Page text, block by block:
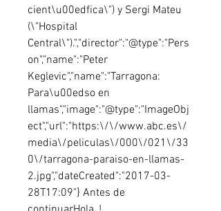
cient\u00edfica\") y Sergi Mateu
(\"Hospital
Central\").","director":"@type":"Pers
on","name":"Peter
Keglevic","name":"Tarragona:
Para\u00edso en
llamas","image":"@type":"ImageObj
ect","url":"https:\/\/www.abc.es\/
media\/peliculas\/000\/021\/33
0\/tarragona-paraiso-en-llamas-
2.jpg","dateCreated":"2017-03-
28T17:09"} Antes de